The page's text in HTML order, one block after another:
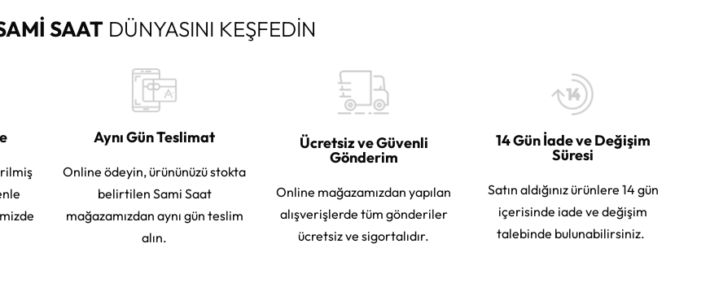
SAATDÜNYASINI KEŞFEDİN
Aynı Gün Teslimat
Online ödeyin, ürününüzü stokta
belirtilen Sami Saat
mağazamızdan aynı gün teslim
alın.
Ücretsiz ve Güvenli
Gönderim
Online mağazamızdan yapılan
alışverişlerde tüm gönderiler
ücretsiz ve sigortalıdır.
14 Gün İade ve Değişim
Süresi
Satın aldığınız ürünlere 14 gün
içerisinde iade ve değişim
talebinde bulunabilirsiniz.